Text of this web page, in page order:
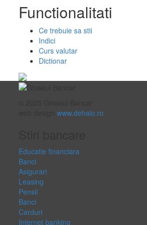
Functionalitati
Ce trebuie sa stii
Indici
Curs valutar
Dictionar
www.dehalo.ro
Educatie financiara
Banci
Asigurari
Leasing
Pensii
Banci
Carduri
Internet banking